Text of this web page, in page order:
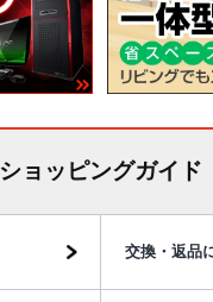
ショッピングガイド
交換・返品